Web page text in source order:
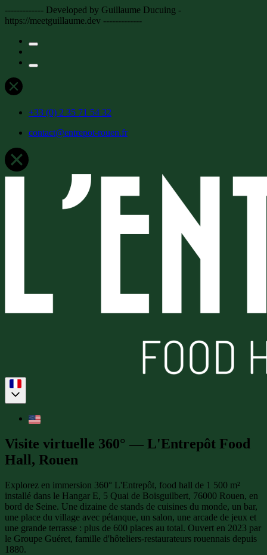
------------- Developed by Guillaume Ducuing -
https://meetguillaume.dev -------------
+33 (0) 2 35 71 54 32
contact@entrepot-rouen.fr
Visite virtuelle 360° — L'Entrepôt Food
Hall, Rouen
Explorez en immersion 360° L'Entrepôt, food hall de 1 500 m²
installé dans le Hangar E, 5 Quai de Boisguilbert, 76000 Rouen, en
bord de Seine. Une dizaine de stands de cuisines du monde, un bar,
une place du village avec pétanque, un salon, une arcade de jeux et
une grande terrasse : plus de 600 places au total. Ouvert en 2023 par
le Groupe Guéret, famille d'hôteliers-restaurateurs rouennais depuis
1880.